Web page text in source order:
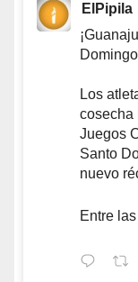
ElPipila
Los
cosecha
Juegos
Santo
nuevo
Entre